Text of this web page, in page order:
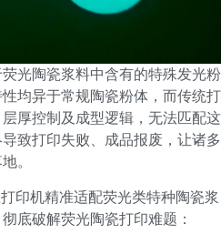
光陶瓷浆料中含有的特殊发光粉
均异于常规陶瓷粉体，而传统打
厚控制及成型逻辑，无法匹配这
致打印失败、成品报废，让诸多
。
印机精准适配荧光类特种陶瓷浆
底破解荧光陶瓷打印难题：